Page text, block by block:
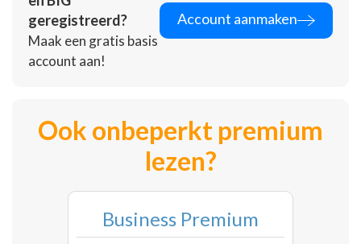
geregistreerd?
Maak een gratis basis
account aan!
Account aanmaken
Ook onbeperkt premium
lezen?
Business Premium